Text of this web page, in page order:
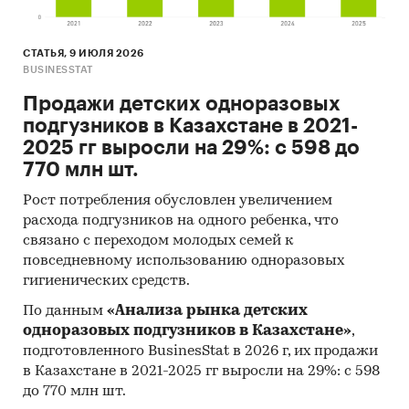
специализированные издания, аналитические
обзоры.
5. Экспертные опросы.
6. Материалы участников отечественного и
мирового рынков.
7. Результаты исследований маркетинговых и
консалтинговых агентств.
8. Материалы отраслевых учреждений и базы
данных.
9. Результаты ценовых мониторингов.
10. Материалы и базы данных статистики ООН
(United Nations Statistics Division: Commodity
Trade Statistics, Industrial Commodity Statistics,
СТАТЬЯ, 9 ИЮЛЯ 2026
BUSINESSTAT
Продажи детских одноразовых
подгузников в Казахстане в 2021-
2025 гг выросли на 29%: с 598 до
770 млн шт.
Рост потребления обусловлен увеличением
расхода подгузников на одного ребенка, что
связано с переходом молодых семей к
повседневному использованию одноразовых
гигиенических средств.
По данным «Анализа рынка детских
одноразовых подгузников в Казахстане»,
подготовленного BusinesStat в 2026 г, их продажи
в Казахстане в 2021-2025 гг выросли на 29%: с 598
до 770 млн шт.